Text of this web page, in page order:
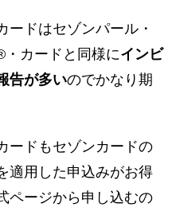
ードはセゾンパール・
カードと同様にインビ
告が多いのでかなり期
ードもセゾンカードの
適用した申込みがお得
ページから申し込むの